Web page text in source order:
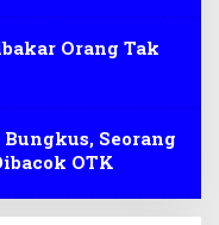
Orang Tak
Seorang
OTK